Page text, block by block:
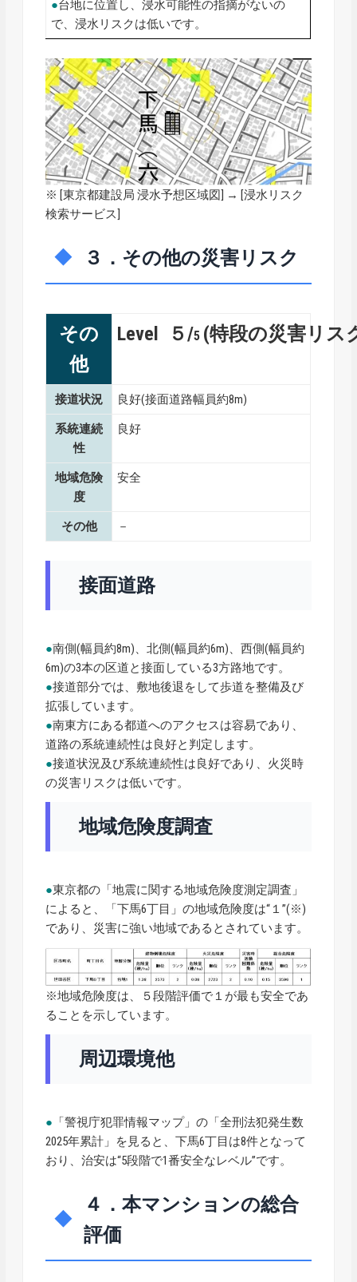
●台地に位置し、浸水可能性の指摘がないの
で、浸水リスクは低いです。
※ [東京都建設局 浸水予想区域図] → [浸水リスク
検索サービス]
３．その他の災害リスク
その
他
Level ５/5 (特段の災害リス
接道状況 良好(接面道路幅員約8m)
系統連続
性
良好
地域危険
度
安全
その他 －
接面道路
●南側(幅員約8m)、北側(幅員約6m)、西側(幅員約
6m)の3本の区道と接面している3方路地です。
●接道部分では、敷地後退をして歩道を整備及び
拡張しています。
●南東方にある都道へのアクセスは容易であり、
道路の系統連続性は良好と判定します。
●接道状況及び系統連続性は良好であり、火災時
の災害リスクは低いです。
地域危険度調査
●東京都の「地震に関する地域危険度測定調査」
によると、「下馬6丁目」の地域危険度は“１”(※)
であり、災害に強い地域であるとされています。
※地域危険度は、５段階評価で１が最も安全であ
ることを示しています。
周辺環境他
● 「警視庁犯罪情報マップ」の「全刑法犯発生数
2025年累計」を見ると、下馬6丁目は8件となって
おり、治安は“5段階で1番安全なレベル”です。
４．本マンションの総合
評価